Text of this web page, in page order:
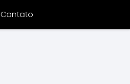
Contato